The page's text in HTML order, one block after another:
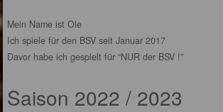
Mein Name ist Ole
Ich spiele für den BSV seit Januar 2017
Davor habe ich gespielt für “NUR der BSV !”
Saison 2022 / 2023